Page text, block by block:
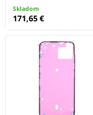
Skladom
171,65 €